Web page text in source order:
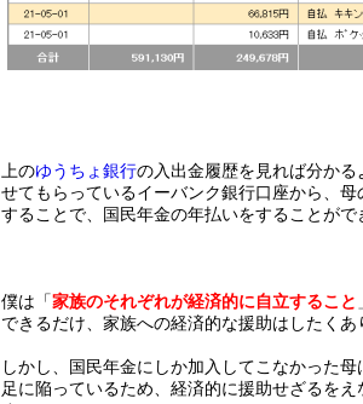
上のゆうちょ銀行の入出金履歴を見れば分か
せてもらっているイーバンク銀行口座から、
することで、国民年金の年払いをすることがで
僕は「 家族のそれぞれが経済的に自立すること
できるだけ、家族への経済的な援助はしたくあ
しかし、国民年金にしか加入してこなかった母
足に陥っているため、経済的に援助せざるを